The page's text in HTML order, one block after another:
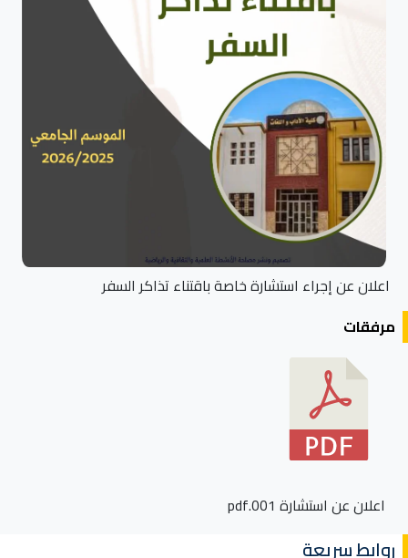
اعلان عن إجراء استشارة خاصة باقتناء تذاكر السفر
مرفقات
اعلان عن استشارة 001.pdf
روابط سريعة